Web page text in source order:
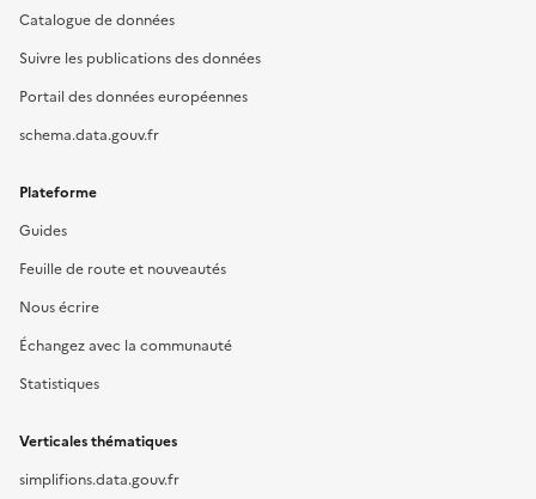
Catalogue de données
Suivre les publications des données
Portail des données européennes
schema.data.gouv.fr
Plateforme
Guides
Feuille de route et nouveautés
Nous écrire
Échangez avec la communauté
Statistiques
Verticales thématiques
simplifions.data.gouv.fr